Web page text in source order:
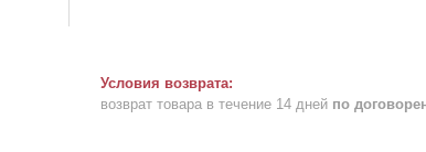
возврат товара в течение 14 дней по